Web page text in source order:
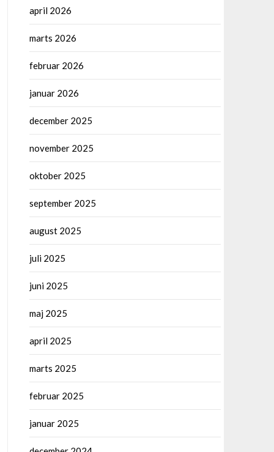
april 2026
marts 2026
februar 2026
januar 2026
december 2025
november 2025
oktober 2025
september 2025
august 2025
juli 2025
juni 2025
maj 2025
april 2025
marts 2025
februar 2025
januar 2025